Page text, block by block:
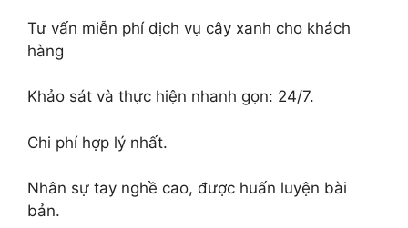
Tư vấn miễn phí dịch vụ cây xanh cho khách
hàng
Khảo sát và thực hiện nhanh gọn: 24/7.
Chi phí hợp lý nhất.
Nhân sự tay nghề cao, được huấn luyện bài
bản.